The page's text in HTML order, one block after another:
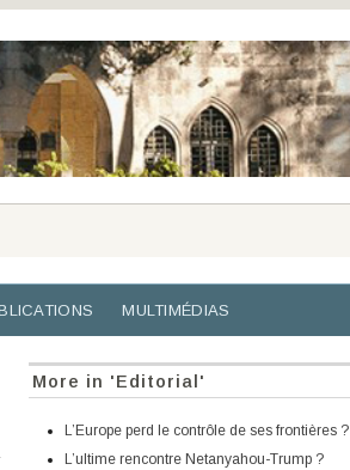
MULTIMÉDIAS
More in 'Editorial'
L’Europe perd le contrôle de ses frontières ?
L’ultime rencontre Netanyahou-Trump ?